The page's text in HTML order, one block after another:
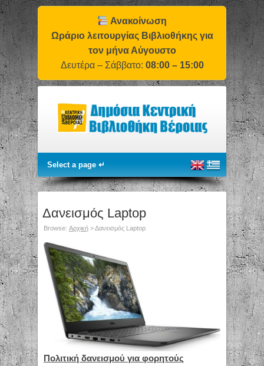
Ανακοίνωση
Ωράριο λειτουργίας Βιβλιοθήκης για
τον μήνα Αύγουστο
Δευτέρα – Σάββατο: 08:00 – 15:00
Δανεισμός Laptop
Browse: Αρχική >Δανεισμός Laptop
Πολιτική δανεισμού για φορητούς